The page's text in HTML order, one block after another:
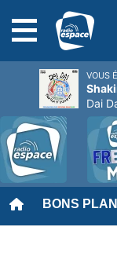
BONS
VOUS
Dai